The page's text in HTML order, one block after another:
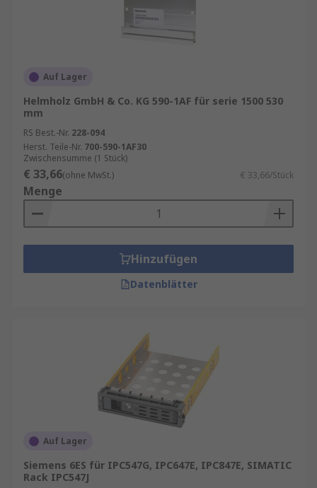
Auf Lager
Helmholz GmbH & Co. KG 590-1AF für serie 1500 530
mm
RS Best.-Nr. 228-094
Herst. Teile-Nr. 700-590-1AF30
Zwischensumme (1 Stück)
€ 33,66(ohne MwSt.) € 33,66/Stück
Menge
Hinzufügen
Datenblätter
Auf Lager
Siemens 6ES für IPC547G, IPC647E, IPC847E, SIMATIC
Rack IPC547J